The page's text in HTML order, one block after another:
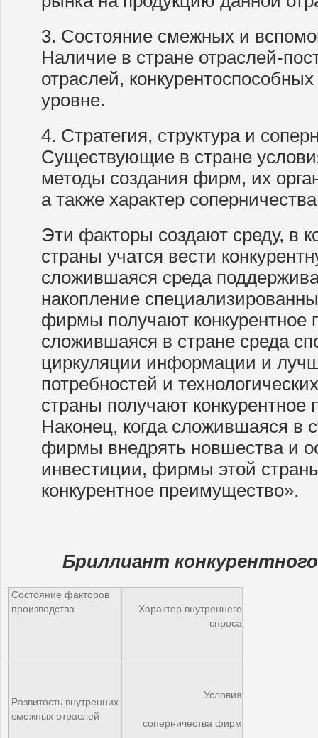
3. Состояние смежных и
Наличие в стране отраслей-
отраслей,
уровне.
4. Стратегия, структура и
Существующие в стране
методы создания фирм, их
а также характер
Эти факторы создают среду, в
страны учатся вести
сложившаяся среда
накопление
фирмы получают конкурентное
сложившаяся в стране среда
циркуляции информации и
потребностей и
страны получают конкурентное
Наконец, когда сложившаяся в
фирмы внедрять новшества и
инвестиции, фирмы этой
конкурентное преимущество».
Бриллиант
Состояние факторов
производства
Характер внутреннего
спроса
Развитость внутренних
смежных отраслей
Условия
соперничества фирм